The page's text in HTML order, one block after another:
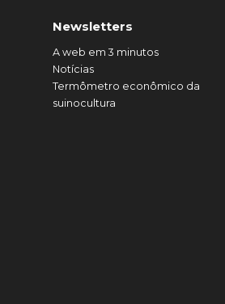
Newsletters
A web em 3 minutos
Notícias
Termômetro econômico da
suinocultura